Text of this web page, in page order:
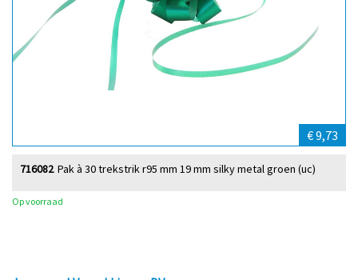
€ 9,73
Pak à 30 trekstrik r95 mm 19 mm silky metal groen (uc)
716082
Op voorraad